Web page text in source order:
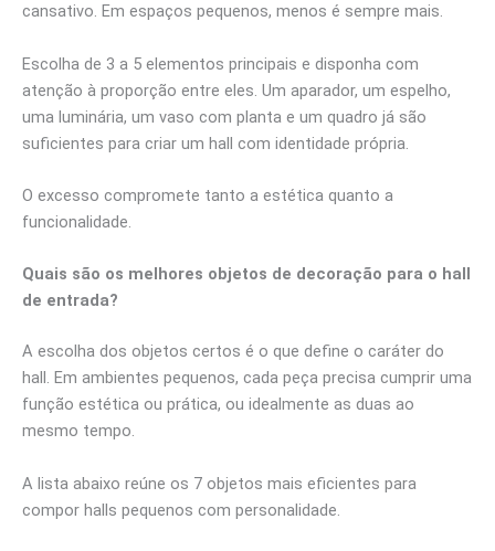
cansativo. Em espaços pequenos, menos é sempre mais.
Escolha de 3 a 5 elementos principais e disponha com
atenção à proporção entre eles. Um aparador, um espelho,
uma luminária, um vaso com planta e um quadro já são
suficientes para criar um hall com identidade própria.
O excesso compromete tanto a estética quanto a
funcionalidade.
Quais são os melhores objetos de decoração para o hall
de entrada?
A escolha dos objetos certos é o que define o caráter do
hall. Em ambientes pequenos, cada peça precisa cumprir uma
função estética ou prática, ou idealmente as duas ao
mesmo tempo.
A lista abaixo reúne os 7 objetos mais eficientes para
compor halls pequenos com personalidade.